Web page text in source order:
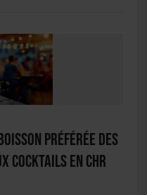
préférée des
cocktails en CHR